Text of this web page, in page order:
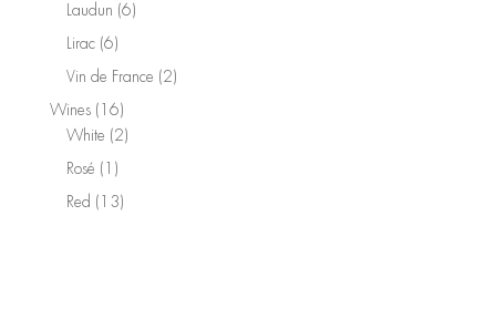
Laudun 66
Lirac 66
products
Vin de France 22
Wines 1616
products
White 22
Rosé
1
product
Red 1313